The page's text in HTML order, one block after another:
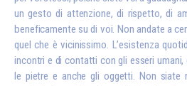
un gesto di attenzione, di rispetto, di
beneficamente su di voi. Non andate a
quel che è vicinissimo. L’esistenza
incontri e di contatti con gli esseri umani,
le pietre e anche gli oggetti. Non siate